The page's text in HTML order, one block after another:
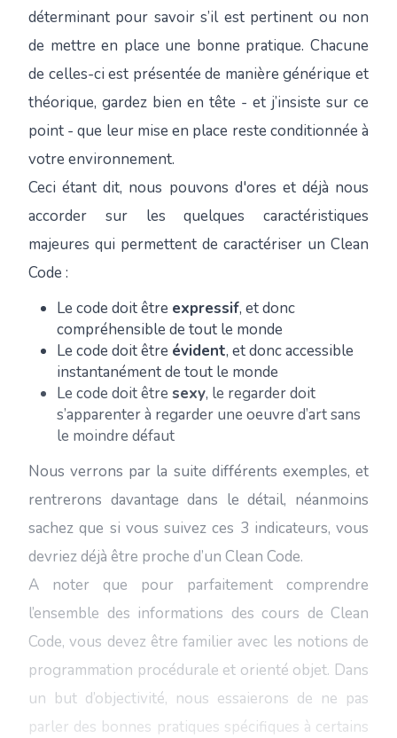
déterminant pour savoir s’il est pertinent ou non
de mettre en place une bonne pratique. Chacune
de celles-ci est présentée de manière générique et
théorique, gardez bien en tête - et j’insiste sur ce
point - que leur mise en place reste conditionnée à
votre environnement.
Ceci étant dit, nous pouvons d'ores et déjà nous
accorder sur les quelques caractéristiques
majeures qui permettent de caractériser un Clean
Code :
Le code doit être expressif, et donc
compréhensible de tout le monde
Le code doit être évident, et donc accessible
instantanément de tout le monde
Le code doit être sexy, le regarder doit
s’apparenter à regarder une oeuvre d’art sans
le moindre défaut
Nous verrons par la suite différents exemples, et
rentrerons davantage dans le détail, néanmoins
sachez que si vous suivez ces 3 indicateurs, vous
devriez déjà être proche d’un Clean Code.
A noter que pour parfaitement comprendre
l’ensemble des informations des cours de Clean
Code, vous devez être familier avec les notions de
programmation procédurale et orienté objet. Dans
un but d’objectivité, nous essaierons de ne pas
parler des bonnes pratiques spécifiques à certains